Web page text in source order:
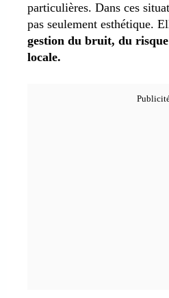
particulières. Dans ces
pas seulement esthétique.
gestion du bruit, du
locale.